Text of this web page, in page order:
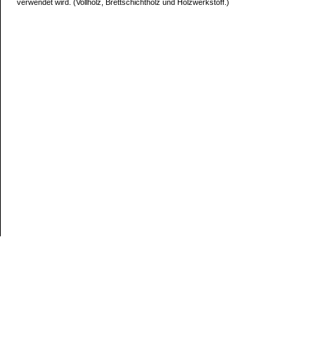
verwendet wird. (Vollholz, Brettschichtholz und Holzwerkstoff.)